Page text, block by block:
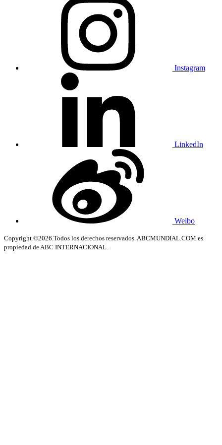
Instagram
LinkedIn
Weibo
Copyright ©2026.Todos los derechos reservados. ABCMUNDIAL.COM es
propiedad de ABC INTERNACIONAL.